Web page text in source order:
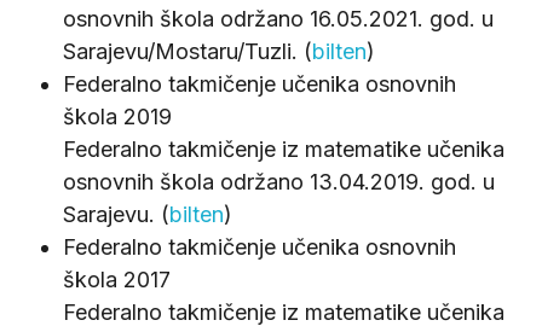
osnovnih škola održano 16.05.2021. god. u
Sarajevu/Mostaru/Tuzli. (bilten)
Federalno takmičenje učenika osnovnih
škola 2019
Federalno takmičenje iz matematike učenika
osnovnih škola održano 13.04.2019. god. u
Sarajevu. (bilten)
Federalno takmičenje učenika osnovnih
škola 2017
Federalno takmičenje iz matematike učenika